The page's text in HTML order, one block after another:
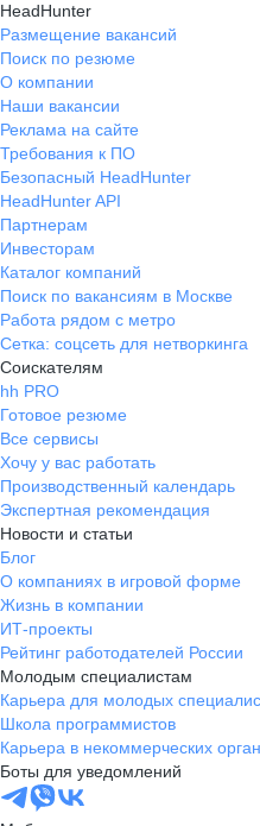
HeadHunter
Размещение вакансий
Поиск по резюме
О компании
Наши вакансии
Реклама на сайте
Требования к ПО
Безопасный HeadHunter
HeadHunter API
Партнерам
Инвесторам
Каталог компаний
Поиск по вакансиям в Москве
Работа рядом с метро
Сетка: соцсеть для нетворкинга
Соискателям
hh PRO
Готовое резюме
Все сервисы
Хочу у вас работать
Производственный календарь
Экспертная рекомендация
Новости и статьи
Блог
О компаниях в игровой форме
Жизнь в компании
ИТ-проекты
Рейтинг работодателей России
Молодым специалистам
Карьера для молодых
Школа программистов
Карьера в некоммерческих
Боты для уведомлений